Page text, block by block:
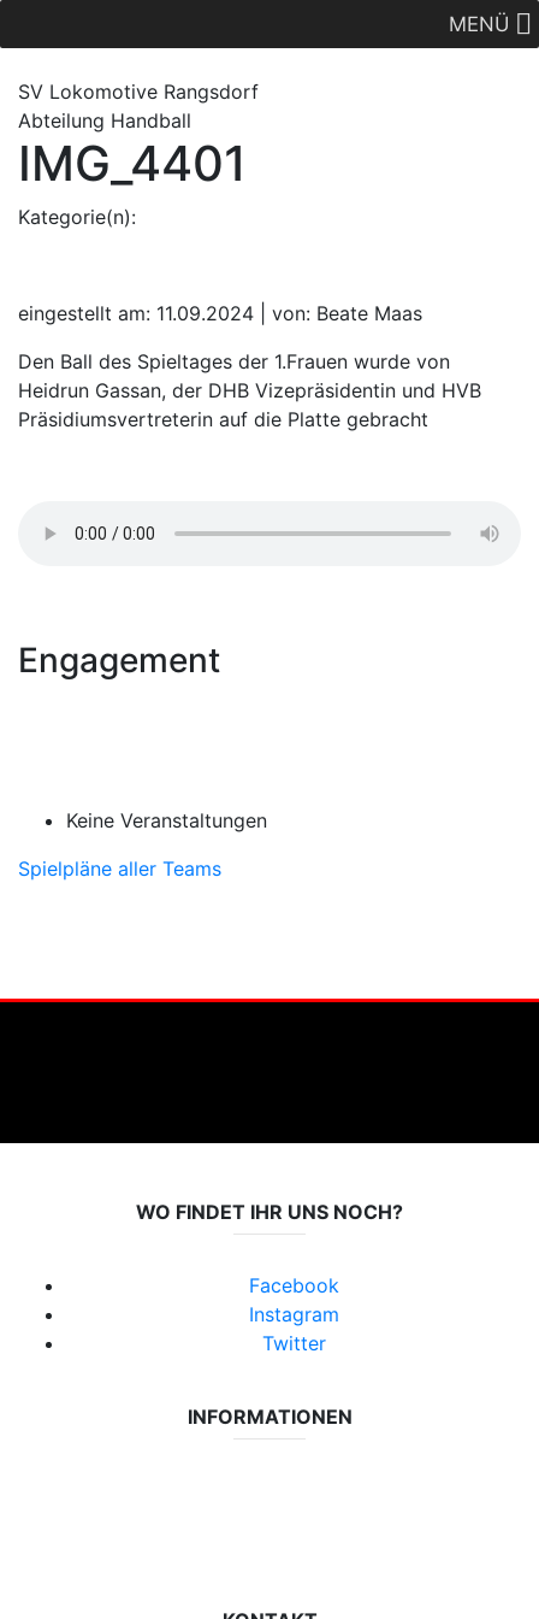
MENÜ
SV Lokomotive Rangsdorf
Abteilung Handball
IMG_4401
Kategorie(n):
eingestellt am: 11.09.2024 | von: Beate Maas
Den Ball des Spieltages der 1.Frauen wurde von
Heidrun Gassan, der DHB Vizepräsidentin und HVB
Präsidiumsvertreterin auf die Platte gebracht
Engagement
Keine Veranstaltungen
Spielpläne aller Teams
WO FINDET IHR UNS NOCH?
Facebook
Instagram
Twitter
INFORMATIONEN